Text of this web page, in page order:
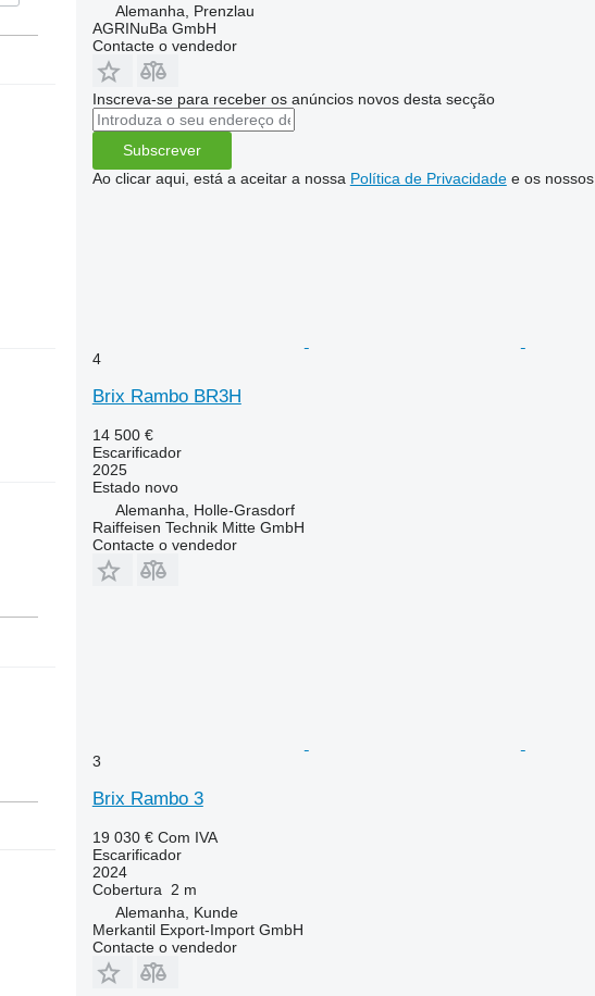
Alemanha, Prenzlau
AGRINuBa GmbH
Contacte o vendedor
Inscreva-se para receber os anúncios novos desta secção
Subscrever
Ao clicar aqui, está a aceitar a nossa Política de Privacidadee os nossos
4
Brix Rambo BR3H
14 500 €
Escarificador
2025
Estadonovo
Alemanha, Holle-Grasdorf
Raiffeisen Technik Mitte GmbH
Contacte o vendedor
3
Brix Rambo 3
19 030 € Com IVA
Escarificador
2024
Cobertura
2 m
Alemanha, Kunde
Merkantil Export-Import GmbH
Contacte o vendedor